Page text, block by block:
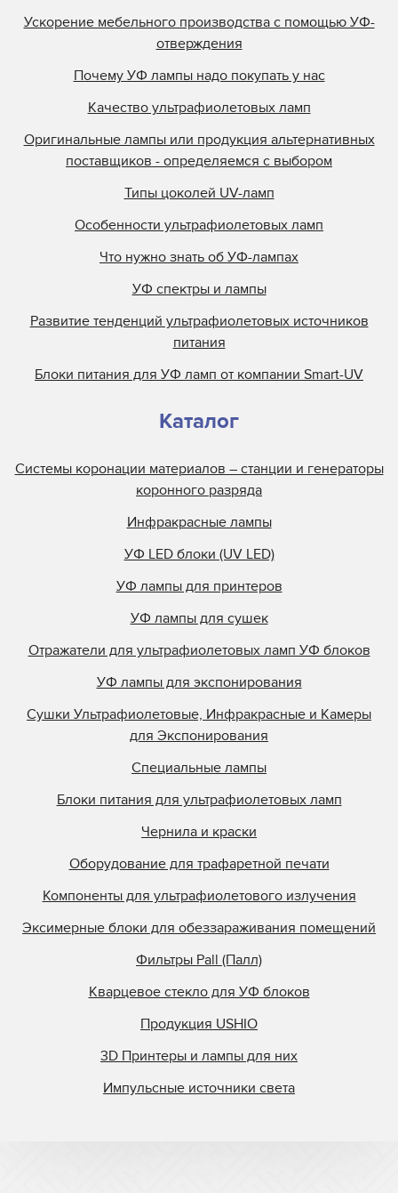
Ускорение мебельного производства с помощью УФ-
отверждения
Почему УФ лампы надо покупать у нас
Качество ультрафиолетовых ламп
Оригинальные лампы или продукция альтернативных
поставщиков - определяемся с выбором
Типы цоколей UV-ламп
Особенности ультрафиолетовых ламп
Что нужно знать об УФ-лампах
УФ спектры и лампы
Развитие тенденций ультрафиолетовых источников
питания
Блоки питания для УФ ламп от компании Smart-UV
Каталог
Системы коронации материалов – станции и генераторы
коронного разряда
Инфракрасные лампы
УФ LED блоки (UV LED)
УФ лампы для принтеров
УФ лампы для сушек
Отражатели для ультрафиолетовых ламп УФ блоков
УФ лампы для экспонирования
Сушки Ультрафиолетовые, Инфракрасные и Камеры
для Экспонирования
Специальные лампы
Блоки питания для ультрафиолетовых ламп
Чернила и краски
Оборудование для трафаретной печати
Компоненты для ультрафиолетового излучения
Эксимерные блоки для обеззараживания помещений
Фильтры Pall (Палл)
Кварцевое стекло для УФ блоков
Продукция USHIO
3D Принтеры и лампы для них
Импульсные источники света